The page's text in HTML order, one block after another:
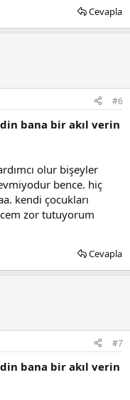
Cevapla
#6
bana bir akıl verin
olur bişeyler
bence. hiç
kendi çocukları
zor tutuyorum
Cevapla
#7
bana bir akıl verin